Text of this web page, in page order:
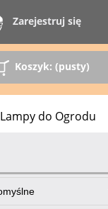
Zarejestruj się
Koszyk: (pusty)
Lampy do Ogrodu